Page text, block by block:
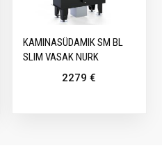
KAMINASÜDAMIK SM BL
SLIM VASAK NURK
2279€